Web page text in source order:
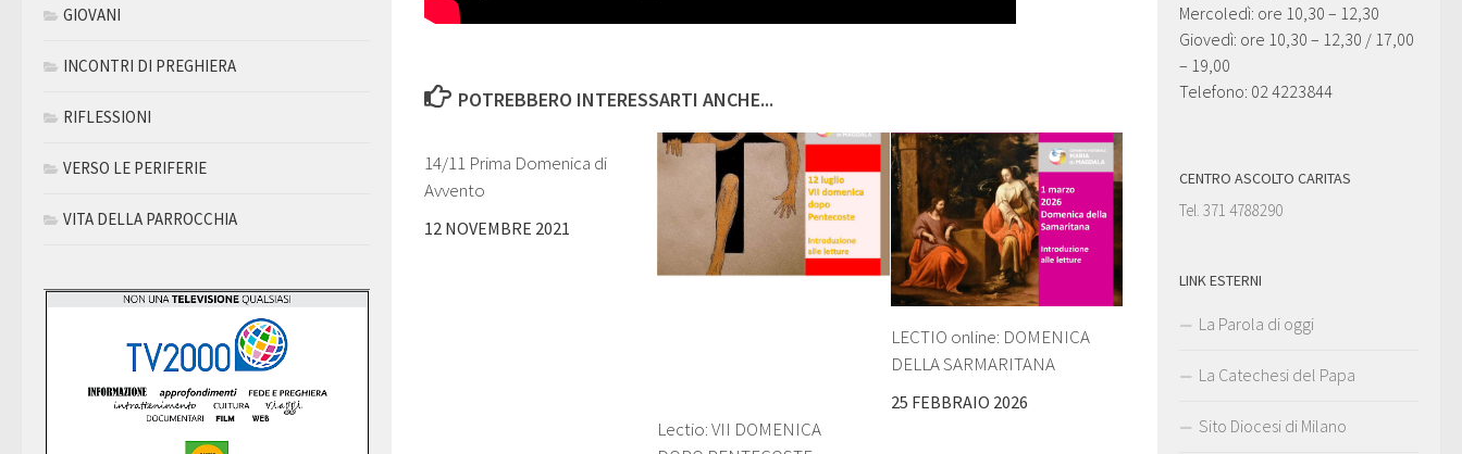
POTREBBERO INTERESSARTI ANCHE...
14/11 Prima Domenica di
Avvento
12 NOVEMBRE 2021
Lectio: VII DOMENICA
LECTIO online: DOMENICA
DELLA SARMARITANA
25 FEBBRAIO 2026
GIOVANI
INCONTRI DI PREGHIERA
RIFLESSIONI
VERSO LE PERIFERIE
VITA DELLA PARROCCHIA
Mercoledì: ore 10,30 – 12,30
Giovedì: ore 10,30 – 12,30 / 17,00
– 19,00
Telefono: 02 4223844
CENTRO ASCOLTO CARITAS
Tel. 371 4788290
LINK ESTERNI
La Parola di oggi
La Catechesi del Papa
Sito Diocesi di Milano